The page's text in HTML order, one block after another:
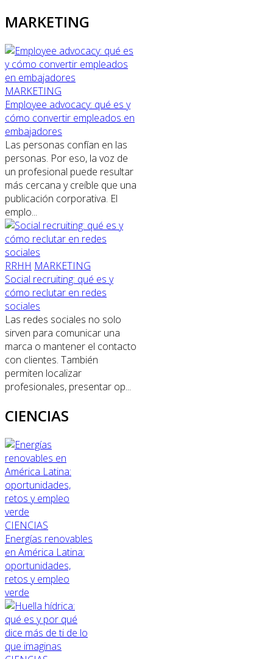
MARKETING
MARKETING
Employee advocacy: qué es y
cómo convertir empleados en
embajadores
Las personas confían en las
personas. Por eso, la voz de
un profesional puede resultar
más cercana y creíble que una
publicación corporativa. El
emplo...
RRHH MARKETING
Social recruiting: qué es y
cómo reclutar en redes
sociales
Las redes sociales no solo
sirven para comunicar una
marca o mantener el contacto
con clientes. También
permiten localizar
profesionales, presentar op...
CIENCIAS
CIENCIAS
Energías renovables
en América Latina:
oportunidades,
retos y empleo
verde